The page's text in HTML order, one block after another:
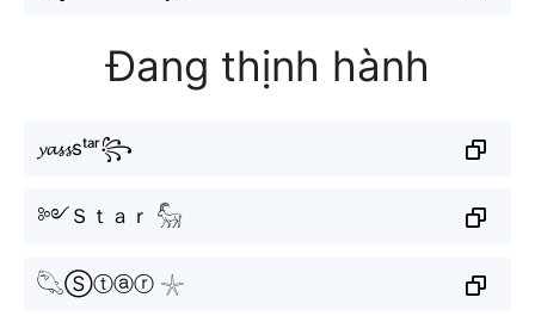
Đang thịnh hành
𝔂𝓪𝓼𝓼sᵗᵃʳ꧂
༻Ｓｔａｒ 𓃵
𓆡Ⓢⓣⓐⓡ 𓇼